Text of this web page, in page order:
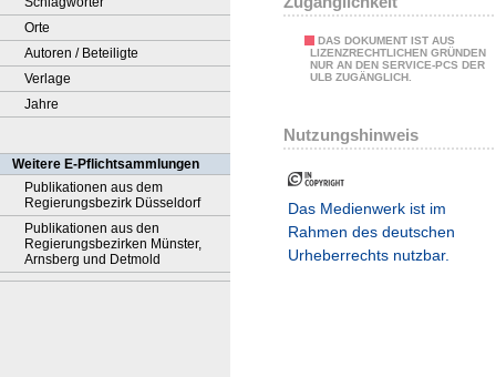
Orte
Autoren / Beteiligte
Verlage
Jahre
Weitere E-Pflichtsammlungen
Publikationen aus dem
Regierungsbezirk Düsseldorf
Publikationen aus den
Regierungsbezirken Münster,
Arnsberg und Detmold
DAS DOKUMENT IST AUS
LIZENZRECHTLICHEN GRÜNDEN
NUR AN DEN SERVICE-PCS DER
ULB ZUGÄNGLICH.
Nutzungshinweis
Das Medienwerk ist im
Rahmen des deutschen
Urheberrechts nutzbar.